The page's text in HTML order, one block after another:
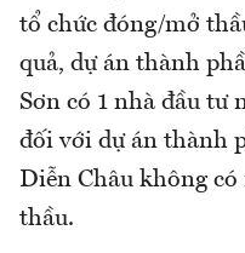
tổ chức đóng/mở
quả, dự án thành
Sơn có 1 nhà đầu tư
đối với dự án thành
Diễn Châu không
thầu.